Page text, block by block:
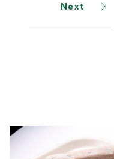
Next